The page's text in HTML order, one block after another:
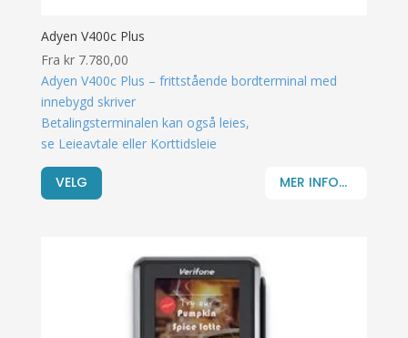
Adyen V400c Plus
Fra kr7.780,00
Adyen V400c Plus – frittstående bordterminal med
innebygd skriver
Betalingsterminalen kan også leies,
se Leieavtale eller Korttidsleie
VELG MER INFO...